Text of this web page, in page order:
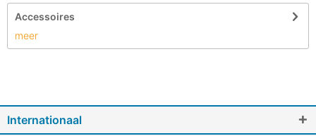
Accessoires
meer
Internationaal